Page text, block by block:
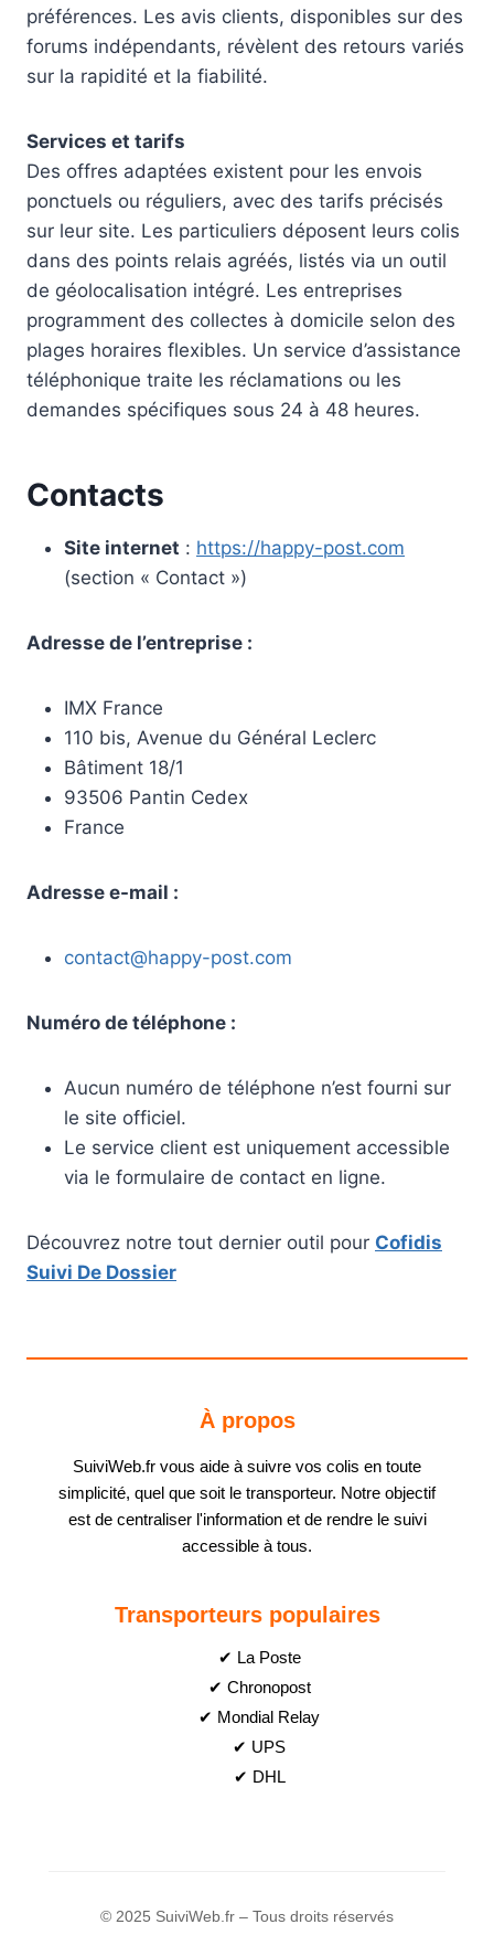
préférences. Les avis clients, disponibles sur des
forums indépendants, révèlent des retours variés
sur la rapidité et la fiabilité.
Services et tarifs
Des offres adaptées existent pour les envois
ponctuels ou réguliers, avec des tarifs précisés
sur leur site. Les particuliers déposent leurs colis
dans des points relais agréés, listés via un outil
de géolocalisation intégré. Les entreprises
programment des collectes à domicile selon des
plages horaires flexibles. Un service d’assistance
téléphonique traite les réclamations ou les
demandes spécifiques sous 24 à 48 heures.
Contacts
Site internet : https://happy-post.com
(section « Contact »)
Adresse de l’entreprise :
IMX France
110 bis, Avenue du Général Leclerc
Bâtiment 18/1
93506 Pantin Cedex
France
Adresse e-mail :
contact@happy-post.com
Numéro de téléphone :
Aucun numéro de téléphone n’est fourni sur
le site officiel.
Le service client est uniquement accessible
via le formulaire de contact en ligne.
Découvrez notre tout dernier outil pour Cofidis
Suivi De Dossier
À propos
SuiviWeb.fr vous aide à suivre vos colis en toute
simplicité, quel que soit le transporteur. Notre objectif
est de centraliser l'information et de rendre le suivi
accessible à tous.
Transporteurs populaires
✔ La Poste
✔ Chronopost
✔ Mondial Relay
✔ UPS
✔ DHL
© 2025 SuiviWeb.fr – Tous droits réservés